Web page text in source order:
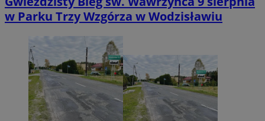
w Parku Trzy Wzgórza w Wodzisławiu